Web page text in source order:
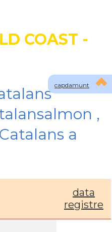
capdamunt
COAST -
,
a
data
registre